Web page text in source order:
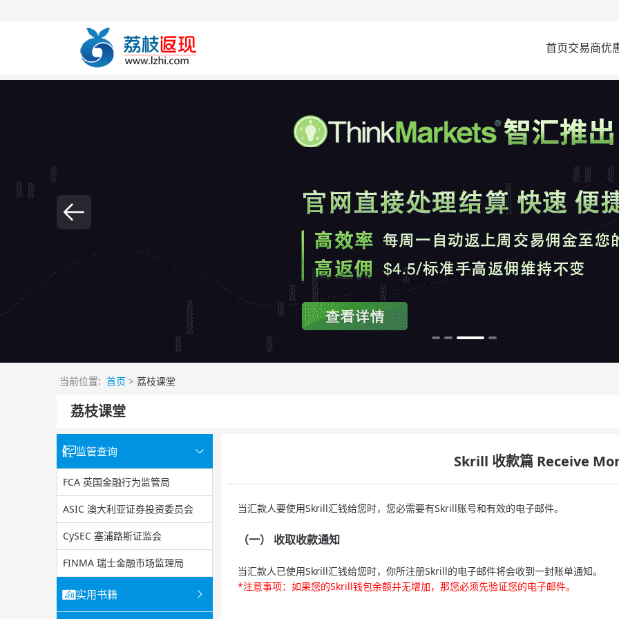
首页交易商优
当前位置: 首页 > 荔枝课堂
荔枝课堂
监管查询
FCA 英国金融行为监管局
ASIC 澳大利亚证券投资委员会
CySEC 塞浦路斯证监会
FINMA 瑞士金融市场监理局
实用书籍
Skrill 收款篇 Receive
当汇款人要使用Skrill汇钱给您时，您必需要有Skrill账号和有效的电子邮件。
（一） 收取收款通知
当汇款人已使用Skrill汇钱给您时，你所注册Skrill的电子邮件将会收到一封账单通知。
*注意事项：如果您的Skrill钱包余额并无增加，那您必须先验证您的电子邮件。